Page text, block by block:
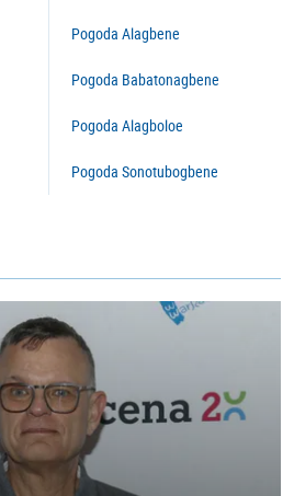
Pogoda Alagbene
Pogoda Babatonagbene
Pogoda Alagboloe
Pogoda Sonotubogbene